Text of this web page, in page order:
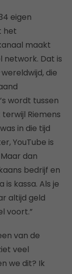
eigen
het
maakt
network. Dat is
wereldwijd, die
wordt tussen
Riemens
in die tijd
YouTube is
dan
bedrijf en
is kassa. Als je
altijd geld
voort.”
van de
veel
we dit? Ik